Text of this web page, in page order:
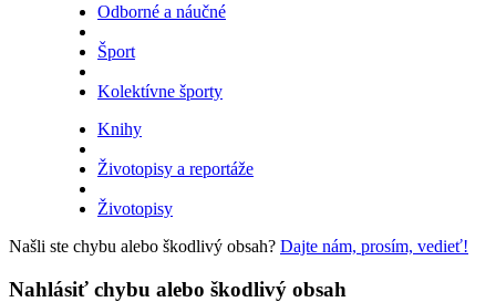
Odborné a náučné
Šport
Kolektívne športy
Knihy
Životopisy a reportáže
Životopisy
Našli ste chybu alebo škodlivý obsah? Dajte nám, prosím, vedieť!
Nahlásiť chybu alebo škodlivý obsah